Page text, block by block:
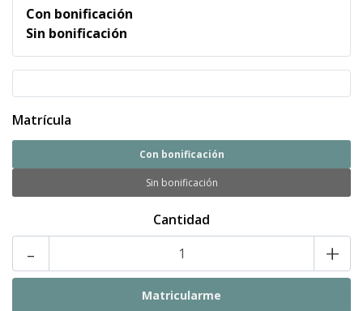
Con bonificación
Sin bonificación
Matrícula
Con bonificación
Sin bonificación
Cantidad
- +